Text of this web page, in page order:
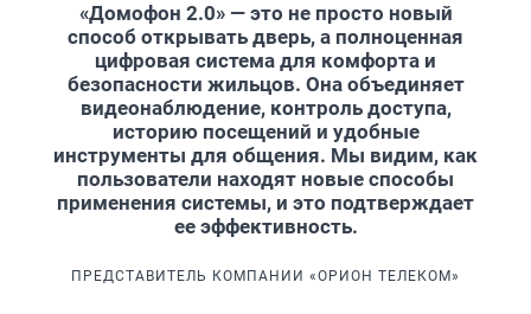
«Домофон 2.0» — это не просто новый
способ открывать дверь, а полноценная
цифровая система для комфорта и
безопасности жильцов. Она объединяет
видеонаблюдение, контроль доступа,
историю посещений и удобные
инструменты для общения. Мы видим, как
пользователи находят новые способы
применения системы, и это подтверждает
ее эффективность.
ПРЕДСТАВИТЕЛЬ КОМПАНИИ «ОРИОН ТЕЛЕКОМ»